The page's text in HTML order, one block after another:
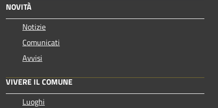
NOVITÀ
Notizie
Comunicati
Avvisi
VIVERE IL COMUNE
Luoghi